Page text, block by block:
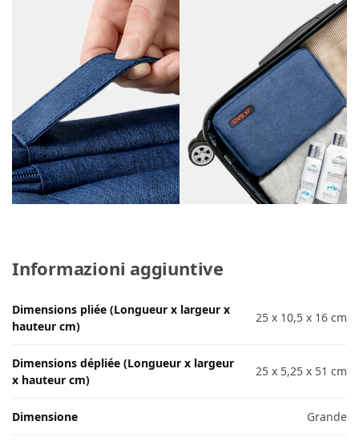
Informazioni aggiuntive
Dimensions pliée (Longueur x largeur x
hauteur cm)
25 x 10,5 x 16 cm
Dimensions dépliée (Longueur x largeur
x hauteur cm)
25 x 5,25 x 51 cm
Dimensione Grande